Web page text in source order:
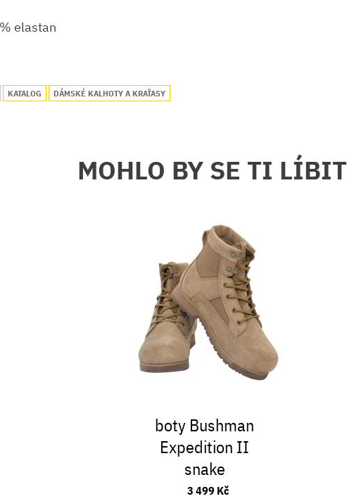
elastan
KATALOG DÁMSKÉ KALHOTY A KRAŤASY
MOHLO BY SE TI LÍBIT
boty Bushman
Expedition II
snake
3 499 Kč